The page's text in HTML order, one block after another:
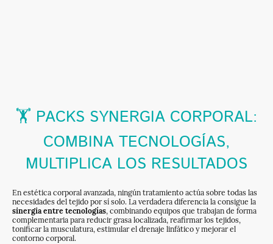
🏋️ PACKS SYNERGIA CORPORAL:
COMBINA TECNOLOGÍAS,
MULTIPLICA LOS RESULTADOS
En estética corporal avanzada, ningún tratamiento actúa sobre todas las
necesidades del tejido por sí solo. La verdadera diferencia la consigue la
sinergia entre tecnologías, combinando equipos que trabajan de forma
complementaria para reducir grasa localizada, reafirmar los tejidos,
tonificar la musculatura, estimular el drenaje linfático y mejorar el
contorno corporal.